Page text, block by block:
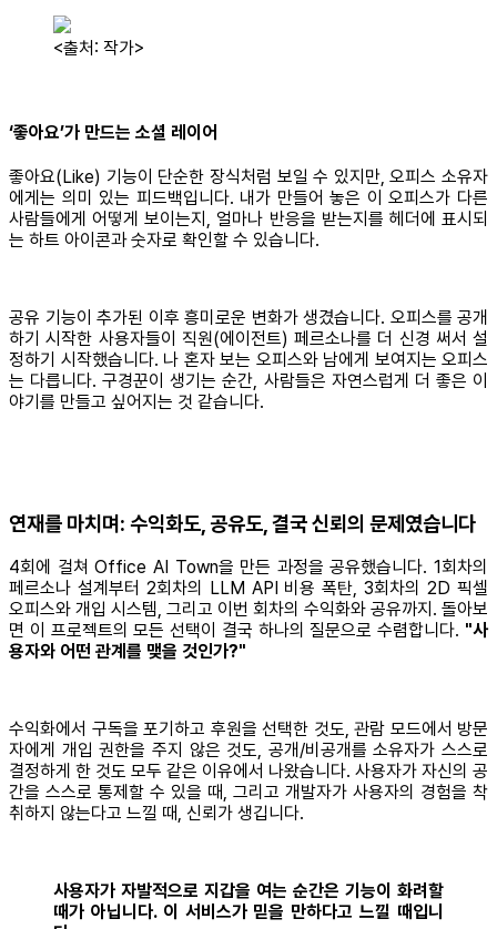
<출처: 작가>
‘좋아요’가 만드는 소셜 레이어
좋아요(Like) 기능이 단순한 장식처럼 보일 수 있지만, 오피스 소유자
에게는 의미 있는 피드백입니다. 내가 만들어 놓은 이 오피스가 다른
사람들에게 어떻게 보이는지, 얼마나 반응을 받는지를 헤더에 표시되
는 하트 아이콘과 숫자로 확인할 수 있습니다.
공유 기능이 추가된 이후 흥미로운 변화가 생겼습니다. 오피스를 공개
하기 시작한 사용자들이 직원(에이전트) 페르소나를 더 신경 써서 설
정하기 시작했습니다. 나 혼자 보는 오피스와 남에게 보여지는 오피스
는 다릅니다. 구경꾼이 생기는 순간, 사람들은 자연스럽게 더 좋은 이
야기를 만들고 싶어지는 것 같습니다.
연재를 마치며: 수익화도, 공유도, 결국 신뢰의 문제였습니다
4회에 걸쳐 Office AI Town을 만든 과정을 공유했습니다. 1회차의
페르소나 설계부터 2회차의 LLM API 비용 폭탄, 3회차의 2D 픽셀
오피스와 개입 시스템, 그리고 이번 회차의 수익화와 공유까지. 돌아보
면 이 프로젝트의 모든 선택이 결국 하나의 질문으로 수렴합니다. "사
용자와 어떤 관계를 맺을 것인가?"
수익화에서 구독을 포기하고 후원을 선택한 것도, 관람 모드에서 방문
자에게 개입 권한을 주지 않은 것도, 공개/비공개를 소유자가 스스로
결정하게 한 것도 모두 같은 이유에서 나왔습니다. 사용자가 자신의 공
간을 스스로 통제할 수 있을 때, 그리고 개발자가 사용자의 경험을 착
취하지 않는다고 느낄 때, 신뢰가 생깁니다.
사용자가 자발적으로 지갑을 여는 순간은 기능이 화려할
때가 아닙니다. 이 서비스가 믿을 만하다고 느낄 때입니